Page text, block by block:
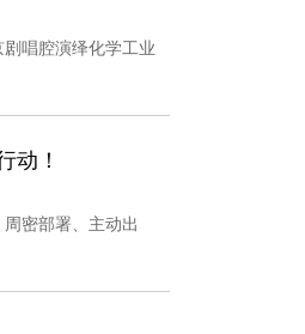
唱腔演绎化学工业
动！
密部署、主动出